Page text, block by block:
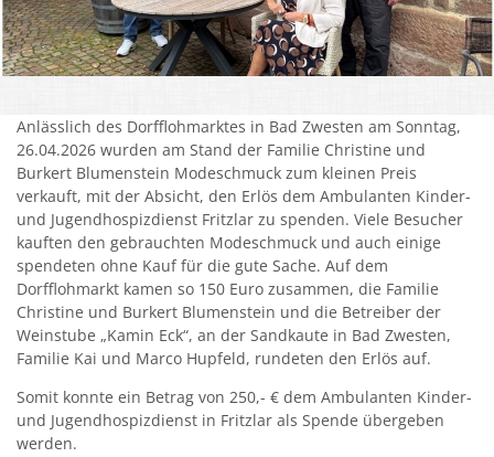
Kirchen
Kleiderkammer "Aus 2ter Hand"
Schulen
Seniorenarbeit, Gemeindepflegerin
Umwelt
Vereine
Vorteile für Ehrenamts-Card Inhaber
Wichtige Rufnummern
Anlässlich des Dorfflohmarktes in Bad Zwesten am Sonntag,
26.04.2026 wurden am Stand der Familie Christine und
Burkert Blumenstein Modeschmuck zum kleinen Preis
verkauft, mit der Absicht, den Erlös dem Ambulanten Kinder-
und Jugendhospizdienst Fritzlar zu spenden. Viele Besucher
kauften den gebrauchten Modeschmuck und auch einige
spendeten ohne Kauf für die gute Sache. Auf dem
Dorfflohmarkt kamen so 150 Euro zusammen, die Familie
Christine und Burkert Blumenstein und die Betreiber der
Weinstube „Kamin Eck“, an der Sandkaute in Bad Zwesten,
Familie Kai und Marco Hupfeld, rundeten den Erlös auf.
Somit konnte ein Betrag von 250,- € dem Ambulanten Kinder-
und Jugendhospizdienst in Fritzlar als Spende übergeben
werden.